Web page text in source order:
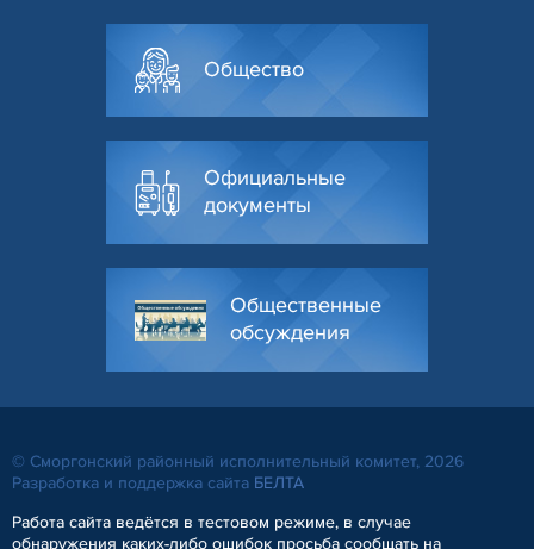
Общество
Официальные
документы
Общественные
обсуждения
© Сморгонский районный исполнительный комитет, 2026
Разработка и поддержка сайта БЕЛТА
Работа сайта ведётся в тестовом режиме, в случае
обнаружения каких-либо ошибок просьба сообщать на